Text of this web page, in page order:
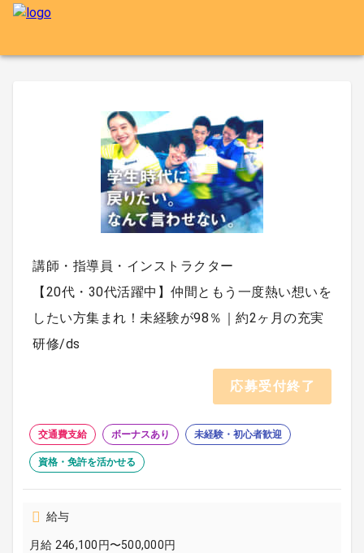
講師・指導員・インストラクター
【20代・30代活躍中】仲間ともう一度熱い想いを
したい方集まれ！未経験が98％｜約2ヶ月の充実
研修/ds
応募受付終了
交通費支給 ボーナスあり 未経験・初心者歓迎
資格・免許を活かせる
給与
月給 246,100円〜500,000円